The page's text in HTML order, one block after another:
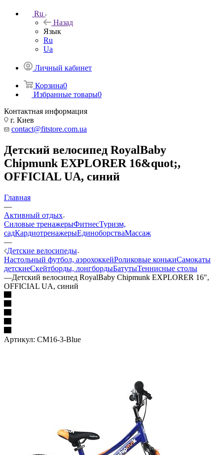
Ru
Назад
Язык
Ru
Ua
Личный кабинет
Корзина0
Избранные товары0
Контактная информация
г. Киев
contact@fitstore.com.ua
Детский велосипед RoyalBaby
Chipmunk EXPLORER 16&quot;,
OFFICIAL UA, синий
Главная
—
Активный отдых
Силовые тренажерыФитнесТуризм,
садКардиотренажерыЕдиноборстваМассаж
—
Детские велосипеды
Настольный футбол, аэрохоккейРоликовые конькиСамокаты
детскиеСкейтборды, лонгбордыБатутыТеннисные столы
—Детский велосипед RoyalBaby Chipmunk EXPLORER 16",
OFFICIAL UA, синий
Артикул: CM16-3-Blue